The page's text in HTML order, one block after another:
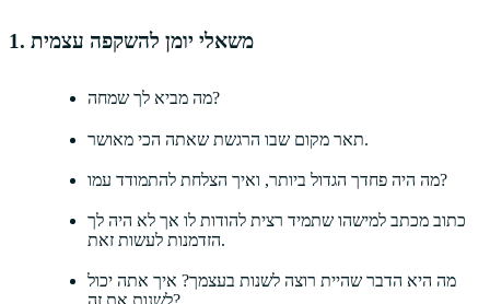
1. משאלי יומן להשקפה עצמית
מה מביא לך שמחה?
תאר מקום שבו הרגשת שאתה הכי מאושר.
מה היה פחדך הגדול ביותר, ואיך הצלחת להתמודד עמו?
כתוב מכתב למישהו שתמיד רצית להודות לו אך לא היה לך
הזדמנות לעשות זאת.
מה היא הדבר שהיית רוצה לשנות בעצמך? איך אתה יכול